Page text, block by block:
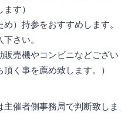
す）
）持参をおすすめします。
さい。
販売機やコンビニなどござい
く事を薦め致します。）
主催者側事務局で判断致しま